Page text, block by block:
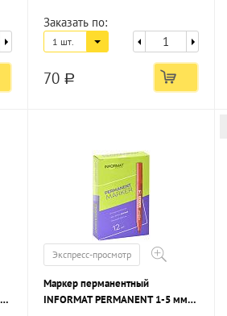
Заказать по:
1 шт.
70 a
Экспресс-просмотр
Маркер перманентный
INFORMAT PERMANENT 1-5 мм